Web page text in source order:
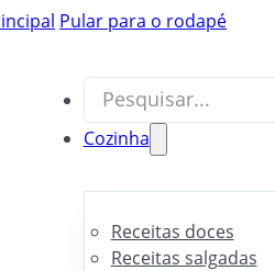
Pular para o rodapé
Pesquisar
Cozinha
Receitas doces
Receitas salgadas